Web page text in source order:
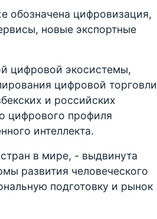
обозначена цифровизация,
новые экспортные
цифровой экосистемы,
цифровой торговли
и российских
цифрового профиля
интеллекта.
в мире, - выдвинута
развития человеческого
подготовку и рынок